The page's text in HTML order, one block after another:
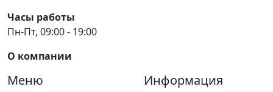
Часы работы
Пн-Пт, 09:00 - 19:00
О компании
Меню Информация